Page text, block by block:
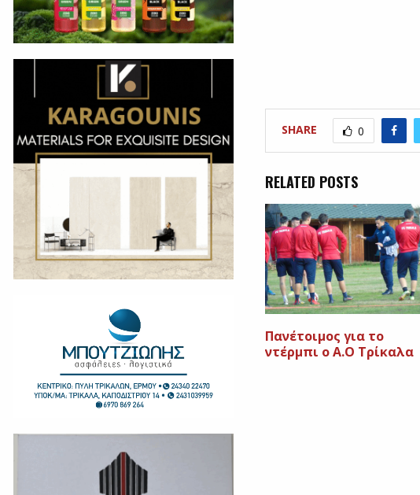
SHARE 0
RELATED POSTS
Πανέτοιμος για το
ντέρμπι ο Α.Ο Τρίκαλα